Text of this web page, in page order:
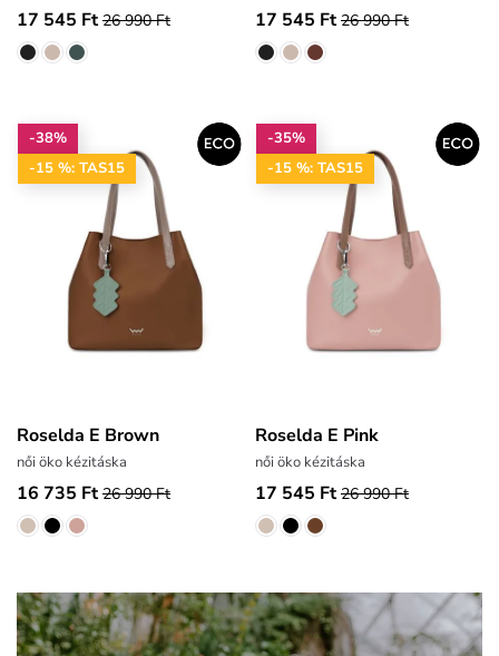
17 545 Ft 26 990 Ft 17 545 Ft 26 990 Ft
-38%
-15 %: TAS15
Roselda E Brown
női öko kézitáska
16 735 Ft 26 990 Ft
-35%
-15 %: TAS15
Roselda E Pink
női öko kézitáska
17 545 Ft 26 990 Ft